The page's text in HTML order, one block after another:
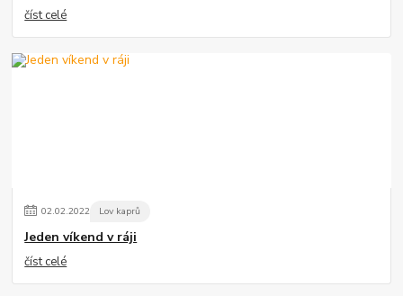
číst celé
02.02.2022 Lov kaprů
Jeden víkend v ráji
číst celé